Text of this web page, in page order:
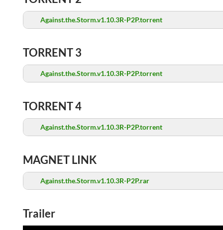
Against.the.Storm.v1.10.3R-P2P.torrent
TORRENT 3
Against.the.Storm.v1.10.3R-P2P.torrent
TORRENT 4
Against.the.Storm.v1.10.3R-P2P.torrent
MAGNET LINK
Against.the.Storm.v1.10.3R-P2P.rar
Trailer